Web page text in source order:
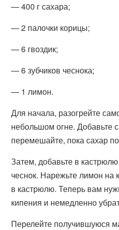
— 400 г сахара;
— 2 палочки корицы;
— 6 гвоздик;
— 6 зубчиков чеснока;
— 1 лимон.
Для начала, разогрейте
небольшом огне. Добавьте
перемешайте, пока сахар
Затем, добавьте в кастрюлю
чеснок. Нарежьте лимон на
в кастрюлю. Теперь вам
кипения и немедленно
Перелейте получившуюся